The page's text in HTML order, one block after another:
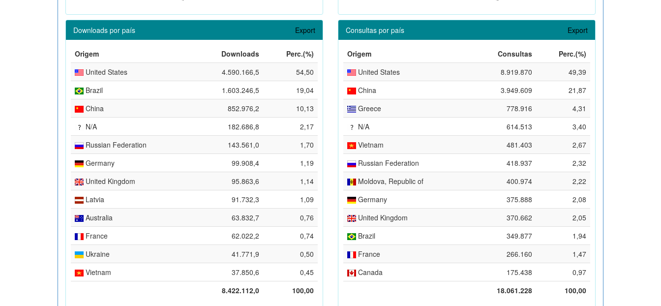
Downloads por país Export
Origem Downloads
Perc.(%)
United States
4.590.166,5
54,50
Brazil
1.603.246,5
19,04
China
852.976,2
10,13
N/A
182.686,8
2,17
Russian Federation
143.561,0
1,70
Germany
99.908,4
1,19
United Kingdom
95.863,6
1,14
Latvia
91.732,3
1,09
Australia
63.832,7
0,76
France
62.022,2
0,74
Ukraine
41.771,9
0,50
Vietnam
37.850,6
0,45
8.422.112,0
100,00
Consultas por país Export
Origem Consultas
Perc.(%)
United States
8.919.870
49,39
China
3.949.609
21,87
Greece
778.916
4,31
N/A
614.513
3,40
Vietnam
481.403
2,67
Russian Federation
418.937
2,32
Moldova, Republic of
400.974
2,22
Germany
375.888
2,08
United Kingdom
370.662
2,05
Brazil
349.877
1,94
France
266.160
1,47
Canada
175.438
0,97
18.061.228
100,00